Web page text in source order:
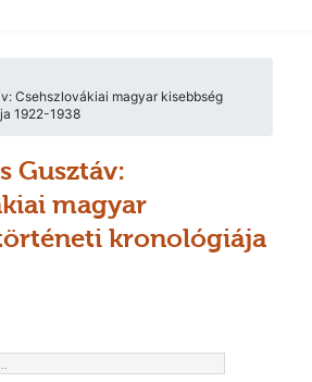
Csehszlovákiai magyar kisebbség
1922-1938
Gusztáv:
magyar
kronológiája